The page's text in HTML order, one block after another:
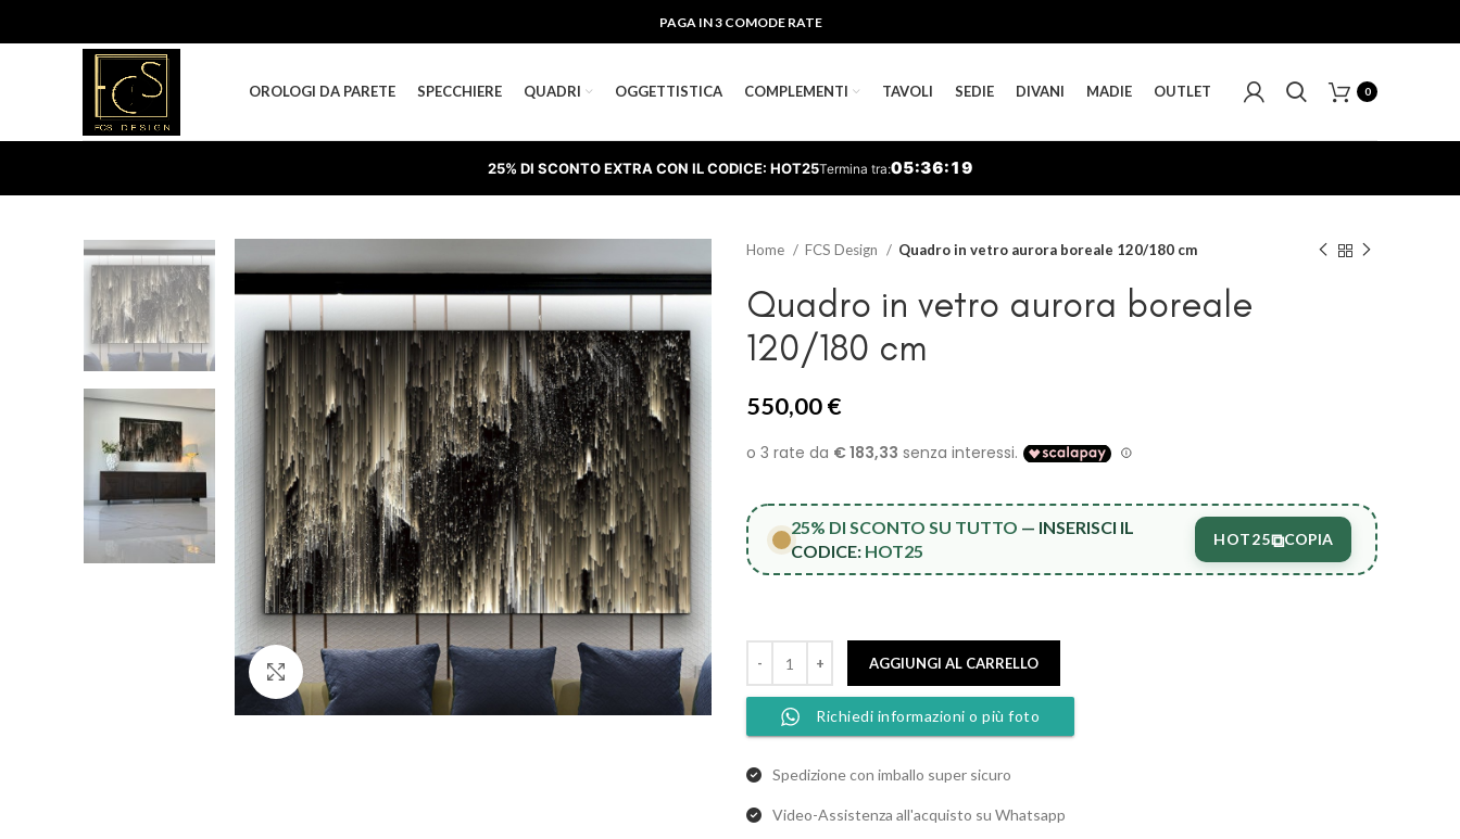
PAGA IN 3 COMODE RATE
OROLOGI DA PARETE SPECCHIERE QUADRI OGGETTISTICA COMPLEMENTI TAVOLI SEDIE DIVANI MADIE OUTLET 0
25% DI SCONTO EXTRA CON IL CODICE: HOT25Termina tra:05:36:18
Clicca per ingrandire
Home FCS Design Quadro in vetro aurora boreale 120/180 cm
Quadro in vetro aurora boreale
120/180 cm
550,00€
25% DI SCONTO SU TUTTO — INSERISCI IL
CODICE: HOT25
HOT25⧉COPIA
AGGIUNGI AL CARRELLO
Richiedi informazioni o più foto
Spedizione con imballo super sicuro
Video-Assistenza all'acquisto su Whatsapp